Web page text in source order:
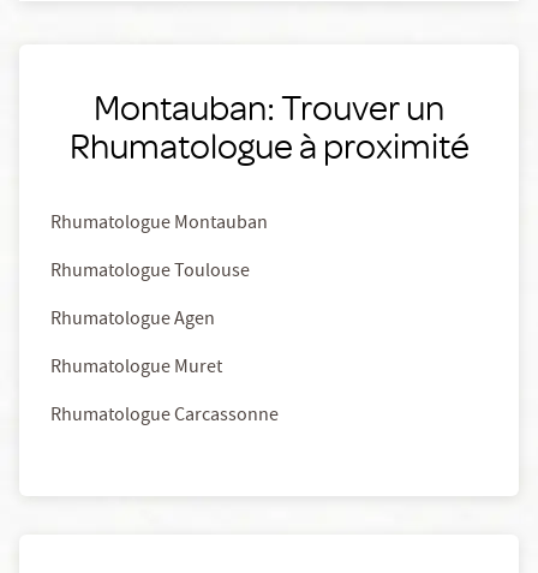
Montauban: Trouver un
Rhumatologue à proximité
Rhumatologue Montauban
Rhumatologue Toulouse
Rhumatologue Agen
Rhumatologue Muret
Rhumatologue Carcassonne